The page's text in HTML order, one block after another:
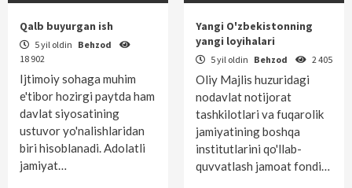
Qalb buyurgan ish
5 yil oldin Behzod
18 902
Ijtimoiy sohaga muhim
e'tibor hozirgi paytda ham
davlat siyosatining
ustuvor yo'nalishlaridan
biri hisoblanadi. Adolatli
jamiyat…
Yangi O'zbekistonning
yangi loyihalari
5 yil oldin Behzod 2 405
Oliy Majlis huzuridagi
nodavlat notijorat
tashkilotlari va fuqarolik
jamiyatining boshqa
institutlarini qo'llab-
quvvatlash jamoat fondi…